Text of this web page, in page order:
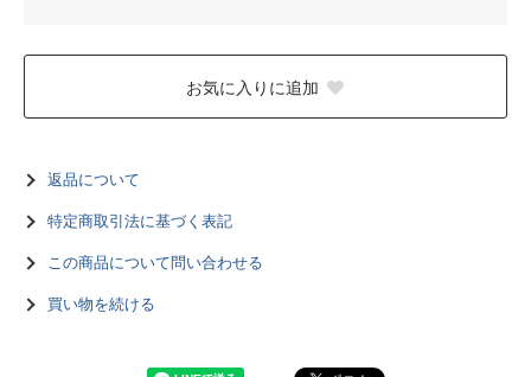
お気に入りに追加
返品について
特定商取引法に基づく表記
この商品について問い合わせる
買い物を続ける